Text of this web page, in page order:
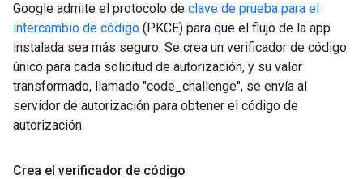
Google admite el protocolo de clave de prueba para el
intercambio de código (PKCE) para que el flujo de la app
instalada sea más seguro. Se crea un verificador de código
único para cada solicitud de autorización, y su valor
transformado, llamado "code_challenge", se envía al
servidor de autorización para obtener el código de
autorización.
Crea el verificador de código